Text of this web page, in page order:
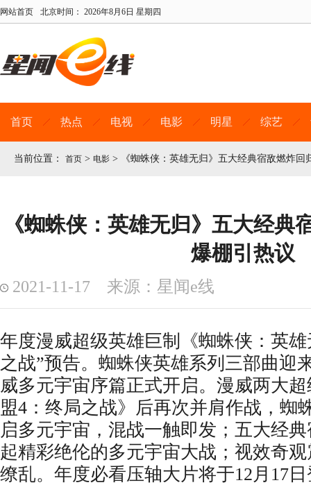
网站首页 北京时间： 2026年8月6日 星期四
首页 热点 电视 电影 明星 综艺
当前位置： 首页 > 电影 > 《蜘蛛侠：英雄无归》五大经典宿敌燃炸回
《蜘蛛侠：英雄无归》五大经典
爆棚引热议
2021-11-17 来源：星闻e线
年度漫威超级英雄巨制《蜘蛛侠：英
之战”预告。蜘蛛侠英雄系列三部曲迎
威多元宇宙序篇正式开启。漫威两大
盟4：终局之战》后再次并肩作战，蜘
启多元宇宙，混战一触即发；五大经
起精彩绝伦的多元宇宙大战；视效奇
缭乱。年度必看压轴大片将于12月17